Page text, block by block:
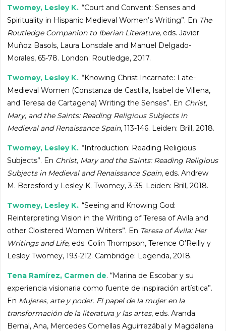
Twomey, Lesley K.. “Court and Convent: Senses and
Spirituality in Hispanic Medieval Women’s Writing”. En The
Routledge Companion to Iberian Literature, eds. Javier
Muñoz Basols, Laura Lonsdale and Manuel Delgado-
Morales, 65-78. London: Routledge, 2017.
Twomey, Lesley K.. “Knowing Christ Incarnate: Late-
Medieval Women (Constanza de Castilla, Isabel de Villena,
and Teresa de Cartagena) Writing the Senses”. En Christ,
Mary, and the Saints: Reading Religious Subjects in
Medieval and Renaissance Spain, 113-146. Leiden: Brill, 2018.
Twomey, Lesley K.. “Introduction: Reading Religious
Subjects”. En Christ, Mary and the Saints: Reading Religious
Subjects in Medieval and Renaissance Spain, eds. Andrew
M. Beresford y Lesley K. Twomey, 3-35. Leiden: Brill, 2018.
Twomey, Lesley K.. “Seeing and Knowing God:
Reinterpreting Vision in the Writing of Teresa of Avila and
other Cloistered Women Writers”. En Teresa of Ávila: Her
Writings and Life, eds. Colin Thompson, Terence O’Reilly y
Lesley Twomey, 193-212. Cambridge: Legenda, 2018.
Tena Ramírez, Carmen de. “Marina de Escobar y su
experiencia visionaria como fuente de inspiración artística”.
En Mujeres, arte y poder. El papel de la mujer en la
transformación de la literatura y las artes, eds. Aranda
Bernal, Ana, Mercedes Comellas Aguirrezábal y Magdalena